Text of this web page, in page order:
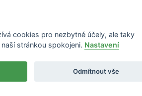
cookies pro nezbytné účely, ale taky
stránkou spokojeni. Nastavení
Odmítnout vše